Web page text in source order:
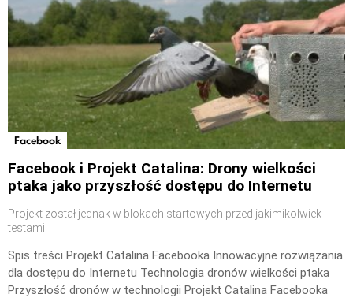
Facebook
Facebook i Projekt Catalina: Drony wielkości
ptaka jako przyszłość dostępu do Internetu
Projekt został jednak w blokach startowych przed jakimikolwiek
testami
Spis treści Projekt Catalina Facebooka Innowacyjne rozwiązania
dla dostępu do Internetu Technologia dronów wielkości ptaka
Przyszłość dronów w technologii Projekt Catalina Facebooka